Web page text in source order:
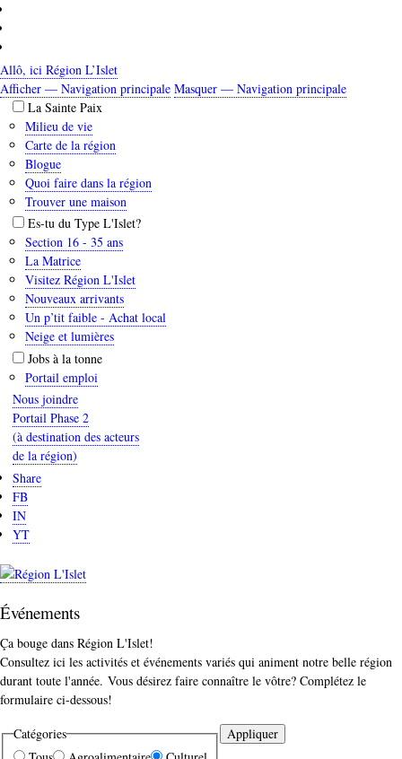
Aller
au
contenu
principal
Allô, ici Région L’Islet
Navigation
principale
Afficher — Navigation principale Masquer — Navigation principale
La Sainte Paix
Milieu de vie
Carte de la région
Blogue
Quoi faire dans la région
Trouver une maison
Es-tu du Type L'Islet?
Section 16 - 35 ans
La Matrice
Visitez Région L'Islet
Nouveaux arrivants
Un p’tit faible - Achat local
Neige et lumières
Jobs à la tonne
Portail emploi
Nous joindre
Portail Phase 2
(à destination des acteurs
de la région)
Share
FB
IN
YT
Événements
Sous-
titre
Ça bouge dans Région L'Islet!
Consultez ici les activités et événements variés qui animent notre belle région
durant toute l'année. Vous désirez faire connaître le vôtre? Complétez le
formulaire ci-dessous!
Catégories